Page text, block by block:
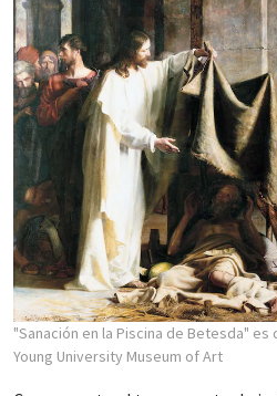
"Sanación en la Piscina de Betesda" es
Young University Museum of Art